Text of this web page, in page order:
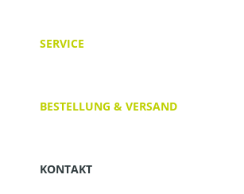
SERVICE
BESTELLUNG & VERSAND
KONTAKT